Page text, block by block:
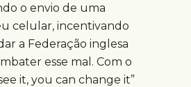
o envio de uma
celular, incentivando
a Federação inglesa
esse mal. Com o
it, you can change it”